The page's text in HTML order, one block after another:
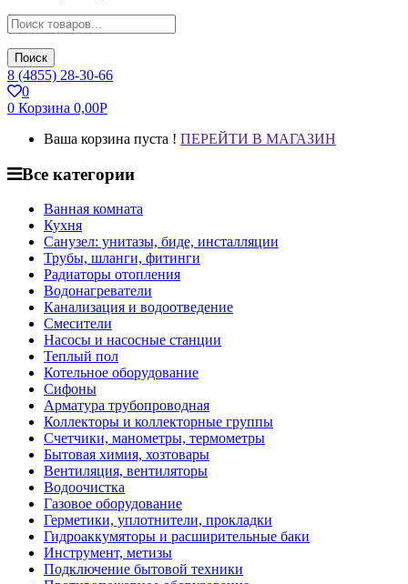
Поиск
8 (4855) 28-30-66
0
0 Корзина 0,00Р
Ваша корзина пуста ! ПЕРЕЙТИ В МАГАЗИН
Все категории
Ванная комната
Кухня
Санузел: унитазы, биде, инсталляции
Трубы, шланги, фитинги
Радиаторы отопления
Водонагреватели
Канализация и водоотведение
Смесители
Насосы и насосные станции
Теплый пол
Котельное оборудование
Сифоны
Арматура трубопроводная
Коллекторы и коллекторные группы
Счетчики, манометры, термометры
Бытовая химия, хозтовары
Вентиляция, вентиляторы
Водоочистка
Газовое оборудование
Герметики, уплотнители, прокладки
Гидроаккумяторы и расширительные баки
Инструмент, метизы
Подключение бытовой техники